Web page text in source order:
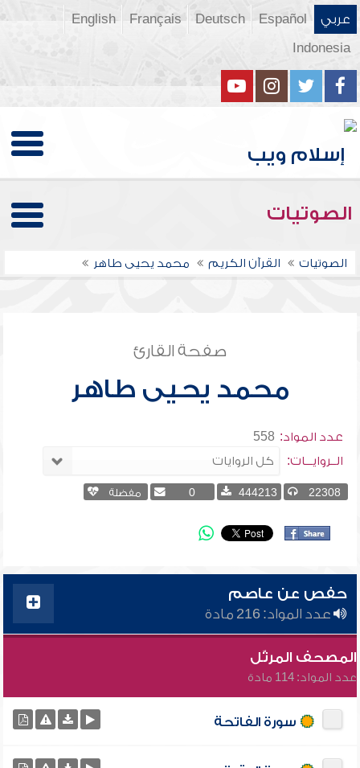
عربي Español
Deutsch
Français
English
Indonesia
الصوتيات
الصوتيات القرآن الكريم محمد يحيى طاهر
صفحة القارئ
محمد يحيى طاهر
عدد المواد: 558
الــروايـــات:
22308
444213
0 مفضلة
حفص عن عاصم
عدد المواد: 216 مادة
المصحف المرتّل
عدد المواد: 114 مادة
سورة الفاتحة